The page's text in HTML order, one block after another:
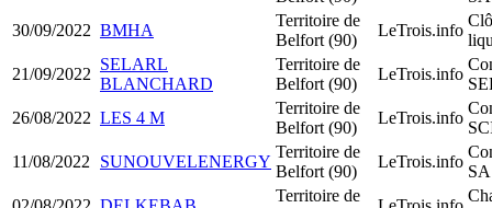
30/09/2022 BMHA
Territoire de
Belfort (90)
LeTrois.info
21/09/2022
SELARL
BLANCHARD
Territoire de
Belfort (90)
LeTrois.info
26/08/2022 LES 4 M
Territoire de
Belfort (90)
LeTrois.info
11/08/2022
SUNOUVELENERGY
Territoire de
Belfort (90)
LeTrois.info
Territoire de